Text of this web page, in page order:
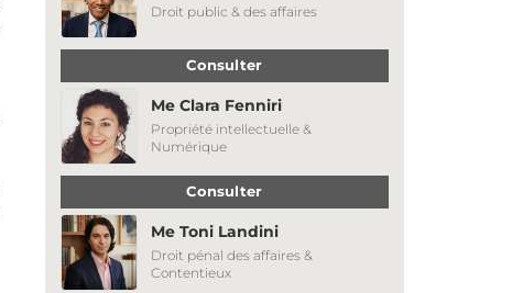
Droit public & des affaires
Consulter
Me Clara Fenniri
Propriété intellectuelle &
Numérique
Consulter
Me Toni Landini
Droit pénal des affaires &
Contentieux